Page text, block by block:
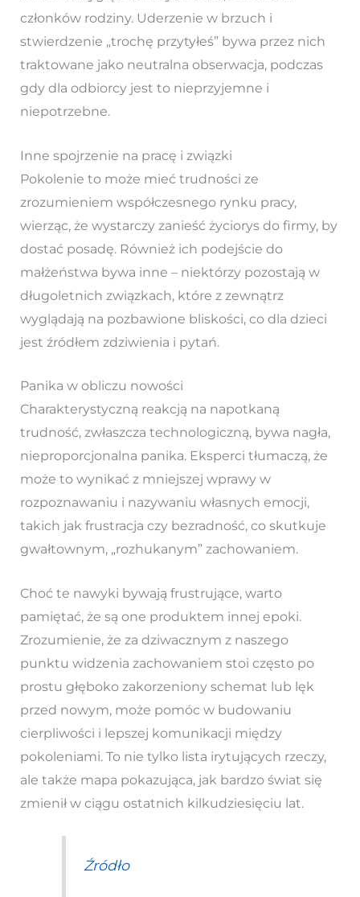
członków rodziny. Uderzenie w brzuch i
stwierdzenie „trochę przytyłeś” bywa przez nich
traktowane jako neutralna obserwacja, podczas
gdy dla odbiorcy jest to nieprzyjemne i
niepotrzebne.
Inne spojrzenie na pracę i związki
Pokolenie to może mieć trudności ze
zrozumieniem współczesnego rynku pracy,
wierząc, że wystarczy zanieść życiorys do firmy, by
dostać posadę. Również ich podejście do
małżeństwa bywa inne – niektórzy pozostają w
długoletnich związkach, które z zewnątrz
wyglądają na pozbawione bliskości, co dla dzieci
jest źródłem zdziwienia i pytań.
Panika w obliczu nowości
Charakterystyczną reakcją na napotkaną
trudność, zwłaszcza technologiczną, bywa nagła,
nieproporcjonalna panika. Eksperci tłumaczą, że
może to wynikać z mniejszej wprawy w
rozpoznawaniu i nazywaniu własnych emocji,
takich jak frustracja czy bezradność, co skutkuje
gwałtownym, „rozhukanym” zachowaniem.
Choć te nawyki bywają frustrujące, warto
pamiętać, że są one produktem innej epoki.
Zrozumienie, że za dziwacznym z naszego
punktu widzenia zachowaniem stoi często po
prostu głęboko zakorzeniony schemat lub lęk
przed nowym, może pomóc w budowaniu
cierpliwości i lepszej komunikacji między
pokoleniami. To nie tylko lista irytujących rzeczy,
ale także mapa pokazująca, jak bardzo świat się
zmienił w ciągu ostatnich kilkudziesięciu lat.
Źródło